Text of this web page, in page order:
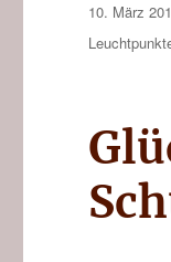
Veröffentlicht
am
10. März
Kategorien